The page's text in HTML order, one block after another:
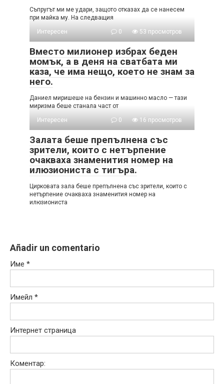
Съпругът ми ме удари, защото отказах да се нанесем
при майка му. На следващия
Интересен
0 53 просмотров
Вместо милионер избрах беден
момък, а в деня на сватбата ми
каза, че има нещо, което не знам за
него.
Даниел миришеше на бензин и машинно масло — тази
миризма беше станала част от
Интересен
0 16 просмотров
Залата беше препълнена със
зрители, които с нетърпение
очакваха знаменития номер на
илюзиониста с тигъра.
Цирковата зала беше препълнена със зрители, които с
нетърпение очакваха знаменития номер на
илюзиониста
Añadir un comentario
Име *
Имейл *
Интернет страница
Коментар: